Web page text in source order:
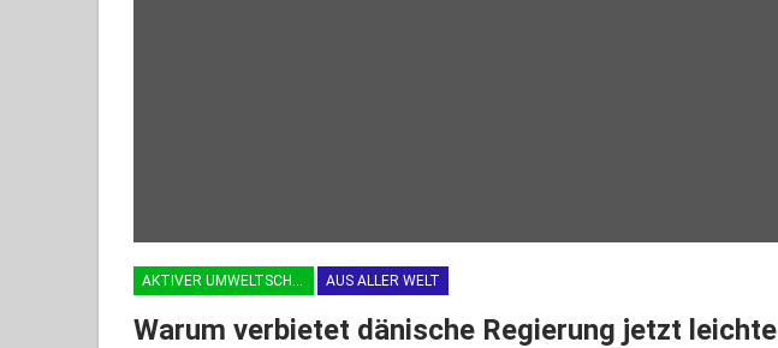
AKTIVER UMWELTSCHUTZ AUS ALLER WELT
Warum verbietet dänische Regierung jetzt leichte